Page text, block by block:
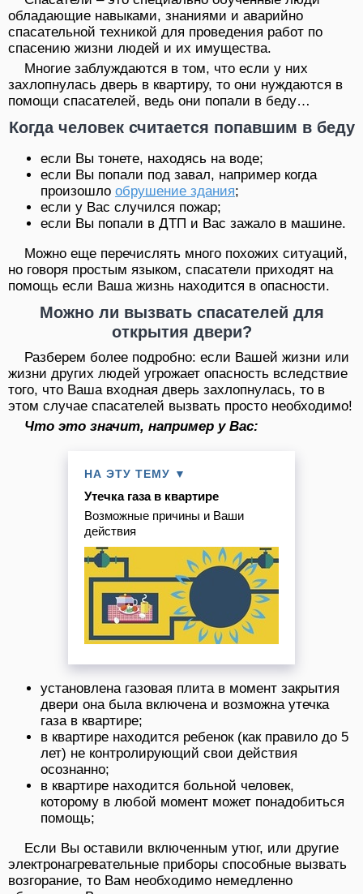
обладающие навыками, знаниями и аварийно
спасательной техникой для проведения работ по
спасению жизни людей и их имущества.
Многие заблуждаются в том, что если у них
захлопнулась дверь в квартиру, то они нуждаются в
помощи спасателей, ведь они попали в беду…
Когда человек считается попавшим в беду
если Вы тонете, находясь на воде;
если Вы попали под завал, например когда
произошло обрушение здания;
если у Вас случился пожар;
если Вы попали в ДТП и Вас зажало в машине.
Можно еще перечислять много похожих ситуаций,
но говоря простым языком, спасатели приходят на
помощь если Ваша жизнь находится в опасности.
Можно ли вызвать спасателей для
открытия двери?
Разберем более подробно: если Вашей жизни или
жизни других людей угрожает опасность вследствие
того, что Ваша входная дверь захлопнулась, то в
этом случае спасателей вызвать просто необходимо!
Что это значит, например у Вас:
НА ЭТУ ТЕМУ ▼
Утечка газа в квартире
Возможные причины и Ваши
действия
установлена газовая плита в момент закрытия
двери она была включена и возможна утечка
газа в квартире;
в квартире находится ребенок (как правило до 5
лет) не контролирующий свои действия
осознанно;
в квартире находится больной человек,
которому в любой момент может понадобиться
помощь;
Если Вы оставили включенным утюг, или другие
электронагревательные приборы способные вызвать
возгорание, то Вам необходимо немедленно